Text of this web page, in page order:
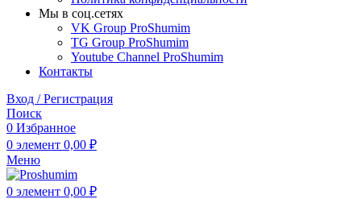
Мы в соц.сетях
VK Group ProShumim
TG Group ProShumim
Youtube Channel ProShumim
Контакты
Вход / Регистрация
Поиск
0 Избранное
0 элемент 0,00 ₽
Меню
0 элемент 0,00 ₽